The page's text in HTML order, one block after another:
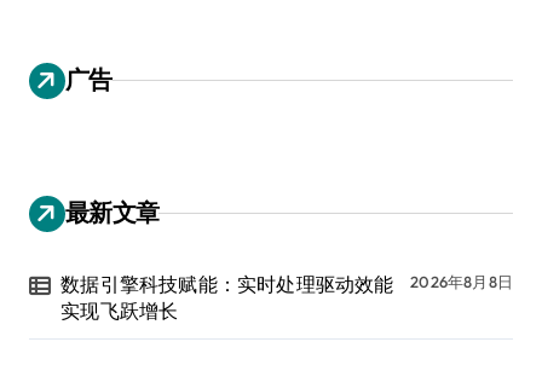
广告
最新文章
数据引擎科技赋能：实时处理驱动效能
实现飞跃增长
2026年8月8日